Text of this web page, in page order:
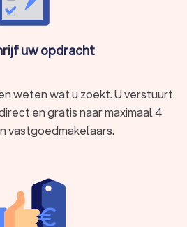
uw opdracht
weten wat u zoekt. U verstuurt
en gratis naar maximaal 4
vastgoedmakelaars.